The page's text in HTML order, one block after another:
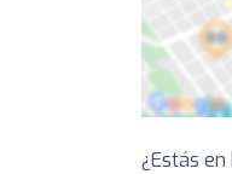
¿Estás